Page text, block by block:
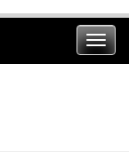
Meny